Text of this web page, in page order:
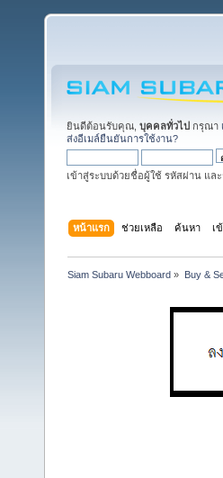
ยินดีต้อนรับคุณ, บุคคลทั่วไป กรุณา
ส่งอีเมล์ยืนยันการใช้งาน?
เข้าสู่ระบบด้วยชื่อผู้ใช้ รหัสผ่าน แล
หน้าแรก ช่วยเหลือ ค้นหา เ
Siam Subaru Webboard » Buy &